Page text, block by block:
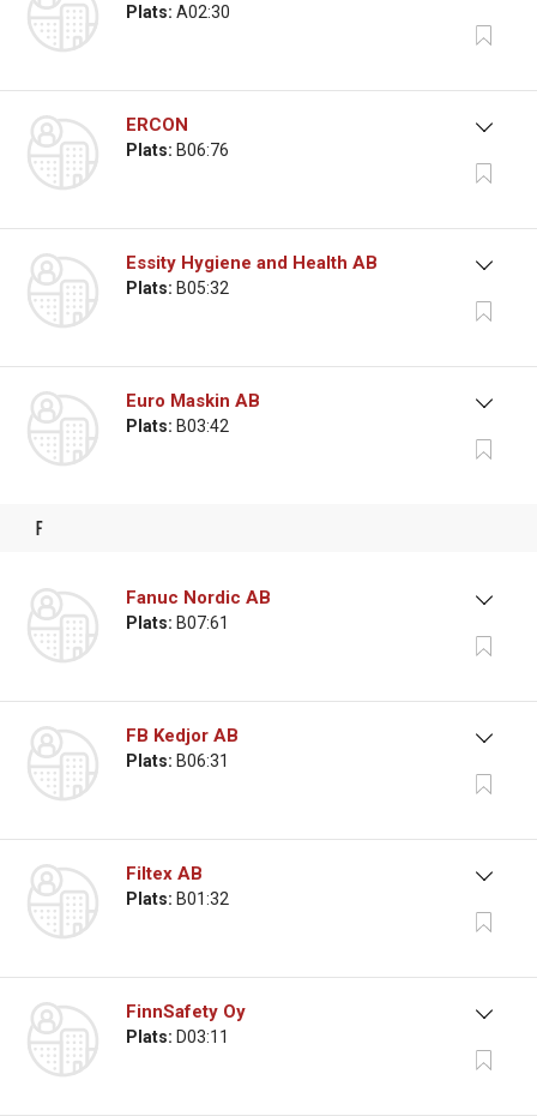
Plats: A02:30
ERCON
Plats: B06:76
Essity Hygiene and Health AB
Plats: B05:32
Euro Maskin AB
Plats: B03:42
f
Fanuc Nordic AB
Plats: B07:61
FB Kedjor AB
Plats: B06:31
Filtex AB
Plats: B01:32
FinnSafety Oy
Plats: D03:11